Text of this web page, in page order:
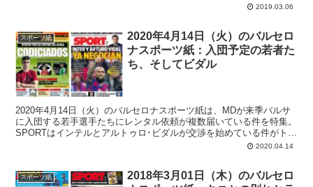
2019.03.06
スポーツ紙
2020年4月14日（火）のバルセロ
ナスポーツ紙：入団予定の若者た
ち、そしてビダル
2020年4月14日（火）のバルセロナスポーツ紙は、MDが来季バルサ
に入団する若手選手たちにレンタル依頼が複数届いている件を特集。
SPORTはインテルとアルトゥロ･ビダルが交渉を始めている件がトッ
2020.04.14
スポーツ紙
2018年3月01日（木）のバルセロ